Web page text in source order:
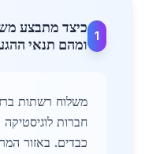
1
כיצד מתבצע
ומהם תנאי
משלוח רשתות
חברות
כבדים. באזור